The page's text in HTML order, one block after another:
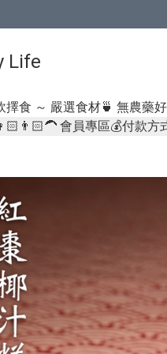
Life
擇食 ～ 嚴選食材🍵 無農藥
會員專區💰付款方